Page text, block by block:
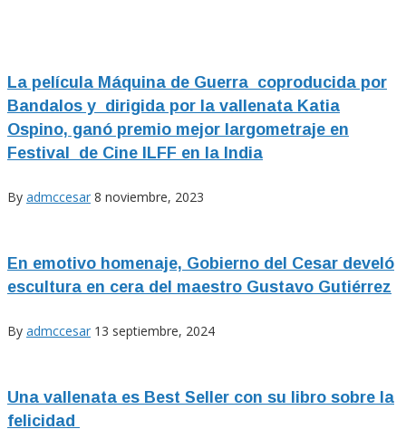
La película Máquina de Guerra coproducida por
Bandalos y dirigida por la vallenata Katia
Ospino, ganó premio mejor largometraje en
Festival de Cine ILFF en la India
By admccesar 8 noviembre, 2023
En emotivo homenaje, Gobierno del Cesar develó
escultura en cera del maestro Gustavo Gutiérrez
By admccesar 13 septiembre, 2024
Una vallenata es Best Seller con su libro sobre la
felicidad